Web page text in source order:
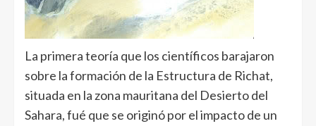
La primera teoría que los científicos barajaron
sobre la formación de la Estructura de Richat,
situada en la zona mauritana del Desierto del
Sahara, fué que se originó por el impacto de un